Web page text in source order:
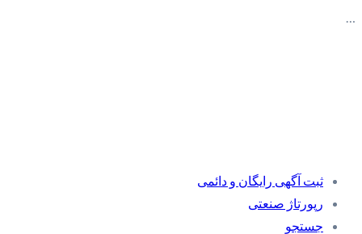
…
ثبت آگهی رایگان و دائمی
رپورتاژ صنعتی
جستجو